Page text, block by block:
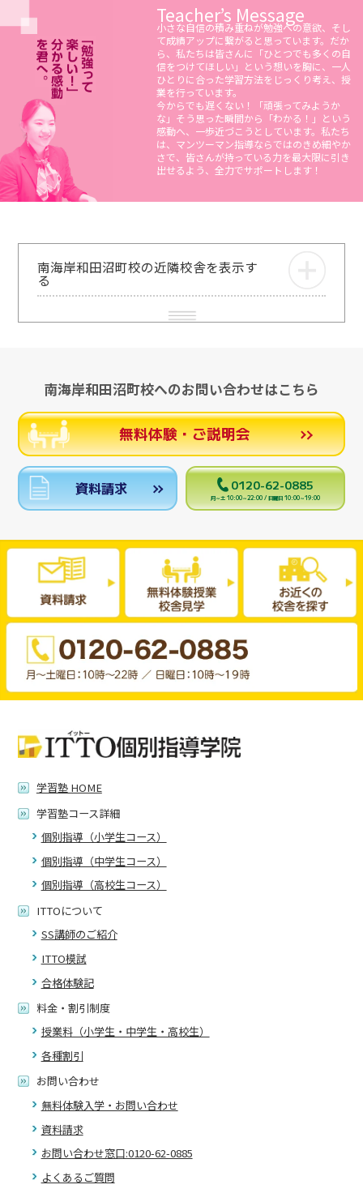
Teacher’s Message
小さな自信の積み重ねが勉強への意欲、そし
て成績アップに繋がると思っています。だか
ら、私たちは皆さんに「ひとつでも多くの自
信をつけてほしい」という想いを胸に、一人
ひとりに合った学習方法をじっくり考え、授
業を行っています。
今からでも遅くない！「頑張ってみようか
な」そう思った瞬間から「わかる！」という
感動へ、一歩近づこうとしています。私たち
は、マンツーマン指導ならではのきめ細やか
さで、皆さんが持っている力を最大限に引き
出せるよう、全力でサポートします！
南海岸和田沼町校の近隣校舎を表示す
る
南海岸和田沼町校へのお問い合わせはこちら
無料体験・ご説明会
資料請求 0120-62-0885
月～土 10:00～22:00 / 日曜日 10:00～19:00
学習塾 HOME
学習塾コース詳細
個別指導（小学生コース）
個別指導（中学生コース）
個別指導（高校生コース）
ITTOについて
SS講師のご紹介
ITTO模試
合格体験記
料金・割引制度
授業料（小学生・中学生・高校生）
各種割引
お問い合わせ
無料体験入学・お問い合わせ
資料請求
お問い合わせ窓口:0120-62-0885
よくあるご質問